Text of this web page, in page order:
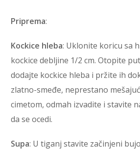
Priprema:
Kockice hleba: Uklonite koricu sa
kockice debljine 1/2 cm. Otopite
dodajte kockice hleba i pržite ih
zlatno-smeđe, neprestano
cimetom, odmah izvadite i stavite
da se ocedi.
Supa: U tiganj stavite začinjeni